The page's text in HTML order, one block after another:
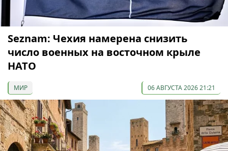
Seznam: Чехия намерена снизить
число военных на восточном крыле
НАТО
МИР 06 АВГУСТА 2026 21:21